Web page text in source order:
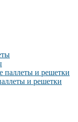
и решетки